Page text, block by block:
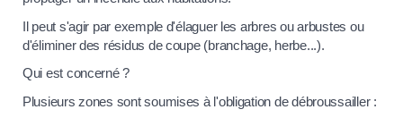
Il peut s'agir par exemple d'élaguer les arbres ou arbustes ou
d'éliminer des résidus de coupe (branchage, herbe...).
Qui est concerné ?
Plusieurs zones sont soumises à l'obligation de débroussailler :